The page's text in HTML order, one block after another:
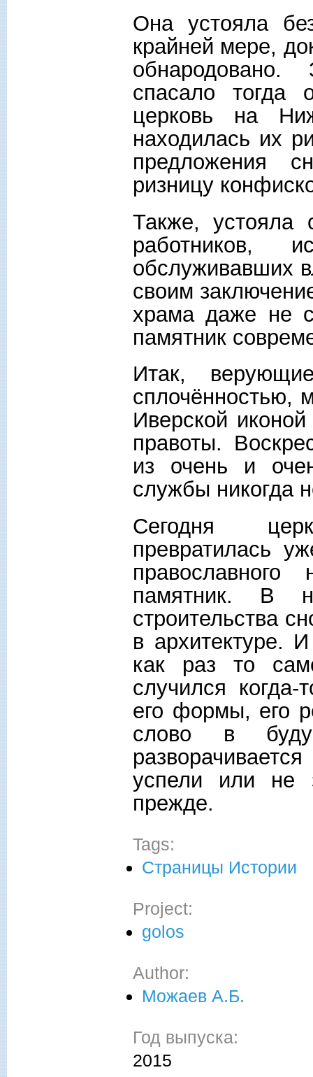
Она устояла
крайней мере,
обнародовано.
спасало тогда
церковь на
находилась их
предложения
ризницу
Также, устояла
работников,
обслуживавших
своим
храма даже не
памятник
Итак,
сплочённостью,
Иверской
правоты.
из очень и
службы никогда
Сегодня
превратилась
памятник. В
строительства
в архитектуре.
как раз то
случился
его формы, его
слово в
успели или не
прежде.
Tags:
Страницы Истории
Project:
golos
Author:
Можаев А.Б.
Год выпуска:
2015